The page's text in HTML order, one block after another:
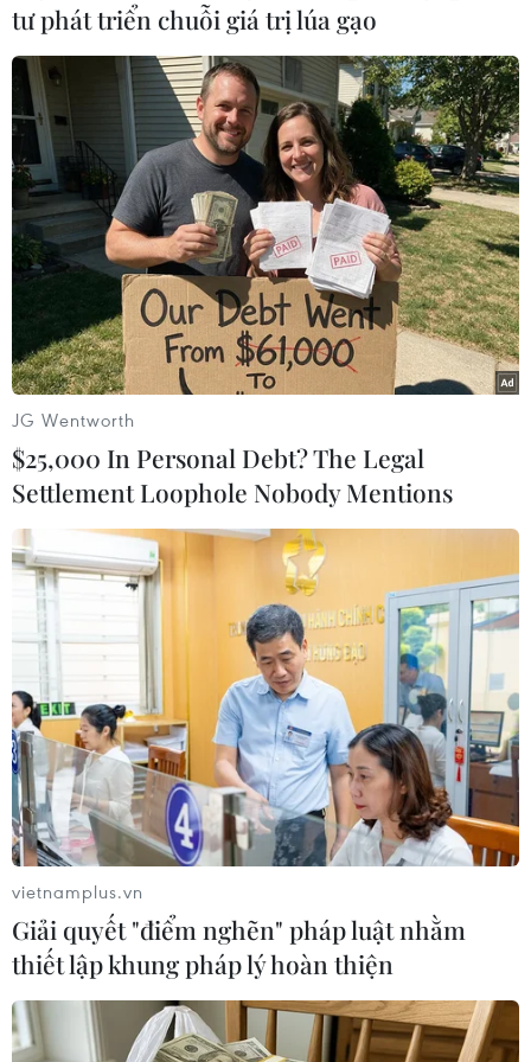
đang cư trú trên địa bàn thành phố Hà Nội
nhưng thường xuyên làm việc tại Hải Dương,
nay có nhu cầu trở về Hải Dương làm việc và cư
trú thì được tiếp nhận nhưng phải có các điều
kiện gồm giấy xét nghiệm SARS-CoV-2 âm tính
trong vòng 72 giờ bằng phương pháp Realtime-
PCR kể từ khi lấy mẫu; báo cáo với Ban Chỉ đạo
phòng, chống COVID-19 cấp huyện khi cư trú
trên địa bàn tỉnh Hải Dương (có thể là khách
sạn hoặc doanh nghiệp); trong quá trình di
chuyển từ nơi ở đến nơi làm việc và ngược lại,
quá trình ăn uống, sinh hoạt phải đảm bảo
trong 14 ngày đầu tiên đến Hải Dương phải thực
hiện xét nghiệm bằng phườn pháp Realtime-
PCR ít nhất 2 lần và phải chịu trách nhiệm trước
pháp luật nếu để lây lan dịch bệnh.
Các xe chuyên dùng như bưu chính, công vụ
được đi qua chốt kiểm soát cấp tỉnh nhưng phải
đảm bảo quy định phòng, chống dịch và thủ
trưởng cơ quan có xe chuyên dụng, xe công vụ,
người đi trên xe phải chịu trách nhiệm trước
pháp luật nếu để xảy ra dịch bệnh.
Cùng với đó, lãnh đạo tỉnh Hải Dương cũng yêu
cầu ngành y tế khẩn trường xây dựng phương
án phòng, chống dịch mới đáp ứng yêu cầu ứng
phó với biến thể Delta của virus SARS-CoV-2;
tăng cường xét nghiệm sàng lọc đối với cán bộ,
nhân viên y tế, bệnh nhân tại các bệnh viện
tuyến tỉnh, huyện, xã, các cơ sở y tế ngoài công
tư phát triển chuỗi giá trị lúa gạo
JG Wentworth
$25,000 In Personal Debt? The Legal
Settlement Loophole Nobody Mentions
vietnamplus.vn
Giải quyết "điểm nghẽn" pháp luật nhằm
thiết lập khung pháp lý hoàn thiện